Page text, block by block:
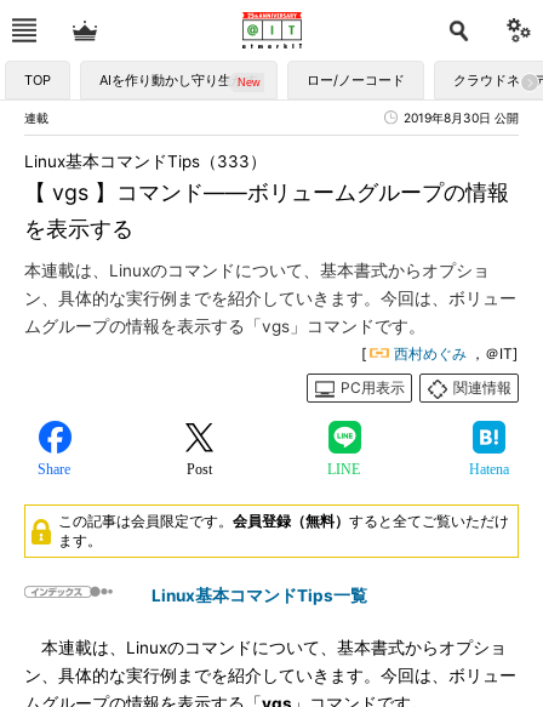
TOP AIを作り動かし守り生かす ロー/ノーコード クラウドネイ
連載 2019年8月30日 公開
【 vgs 】コマンド――ボリュームグループの情報
を表示する
Linux基本コマンドTips（333）
本連載は、Linuxのコマンドについて、基本書式からオプショ
ン、具体的な実行例までを紹介していきます。今回は、ボリュー
ムグループの情報を表示する「vgs」コマンドです。
[ 西村めぐみ ，＠IT]
PC用表示
関連情報
Share Post LINE Hatena
この記事は会員限定です。 会員登録（無料） すると全てご覧いただけ
ます。
Linux基本コマンドTips一覧
本連載は、Linuxのコマンドについて、基本書式からオプショ
ン、具体的な実行例までを紹介していきます。今回は、ボリュー